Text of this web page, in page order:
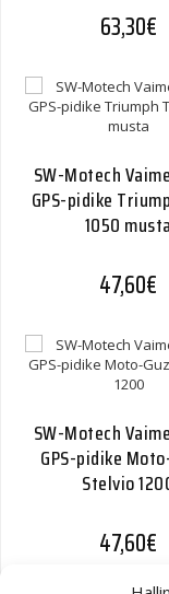
63,30€
SW-Motech
GPS-pidike
1050 musta
47,60€
SW-Motech
GPS-pidike
Stelvio
47,60€